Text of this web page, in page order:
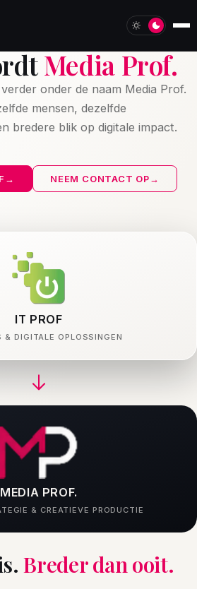
Media Prof.
onder de naam Media Prof.
mensen, dezelfde
bredere blik op digitale impact.
→ NEEM CONTACT OP→
IT PROF
& DIGITALE OPLOSSINGEN
MEDIA PROF.
& CREATIEVE PRODUCTIE
Breder dan ooit.